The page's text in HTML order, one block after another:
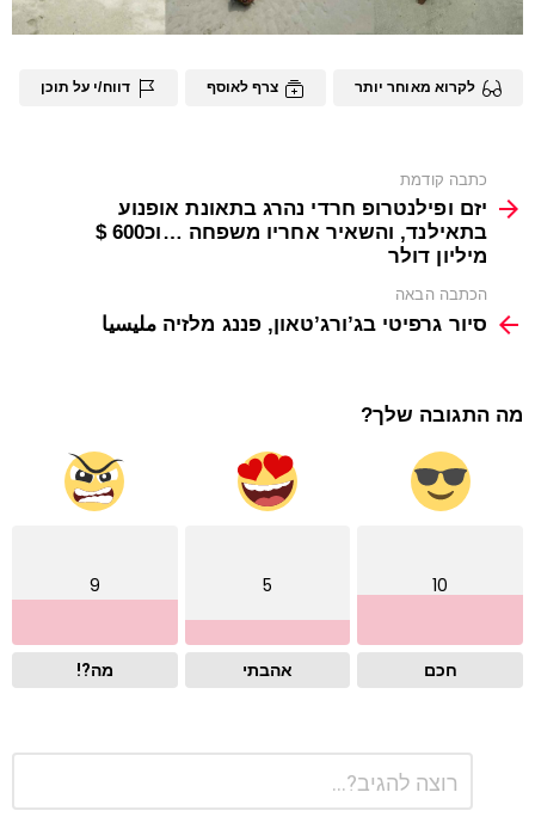
לקרוא מאוחר יותר צרף לאוסף דווח/י על תוכן
more
כתבה קודמת
יזם ופילנטרופ חרדי נהרג בתאונת אופנוע
בתאילנד, והשאיר אחריו משפחה …וכ600 $
מיליון דולר
הכתבה הבאה
סיור גרפיטי בג’ורג’טאון, פננג מלזיה مليسيا
מה התגובה שלך?
10
חכם
5
אהבתי
9
מה?!
התגובה
שלך